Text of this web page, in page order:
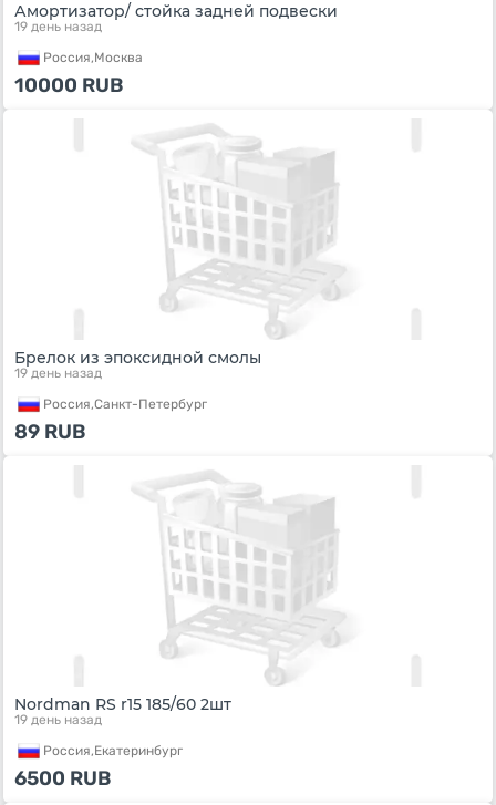
Амортизатор/ стойка задней подвески
19 день назад
Россия,Москва
10000 RUB
Брелок из эпоксидной смолы
19 день назад
Россия,Санкт-Петербург
89 RUB
Nordman RS r15 185/60 2шт
19 день назад
Россия,Екатеринбург
6500 RUB